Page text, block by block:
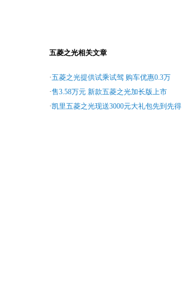
五菱之光相关文章
·五菱之光提供试乘试驾 购车优惠0.3万
·售3.58万元 新款五菱之光加长版上市
·凯里五菱之光现送3000元大礼包先到先得